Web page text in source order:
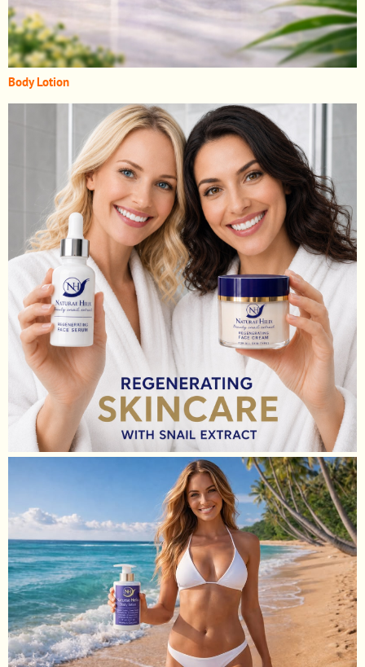
Body Lotion